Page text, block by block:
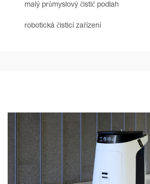
malý průmyslový čistič podlah
robotická čisticí zařízení